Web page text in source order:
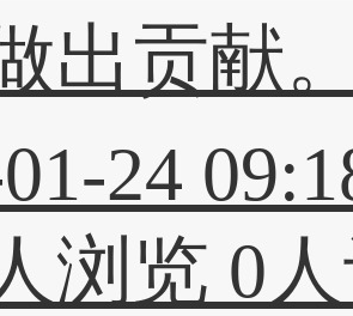
出贡献
24
浏览 0